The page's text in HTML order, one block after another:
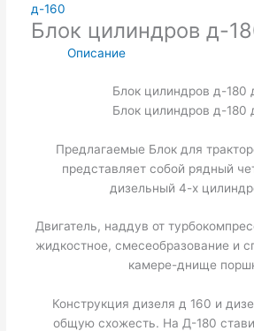
д-160
Блок цилиндров д-
Описание
Блок цилиндров д-180
Блок цилиндров д-180
Предлагаемые Блок для
представляет собой рядный
дизельный 4-х
Двигатель, наддув от
жидкостное, смесеобразование и
камере-днище
Конструкция дизеля д 160 и
общую схожесть. На Д-180